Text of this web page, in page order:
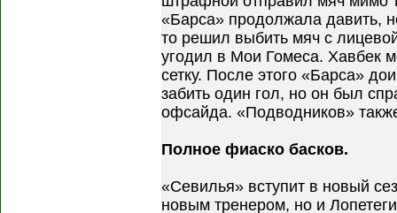
«Барса» продолжала давить,
то решил выбить мяч с
угодил в Мои Гомеса. Хавбек
сетку. После этого «Барса»
забить один гол, но он был
офсайда. «Подводников»
Полное фиаско басков.
«Севилья» вступит в новый
новым тренером, но и Лопетеги